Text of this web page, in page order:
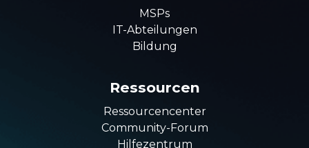
MSPs
IT-Abteilungen
Bildung
Ressourcen
Ressourcencenter
Community-Forum
Hilfezentrum